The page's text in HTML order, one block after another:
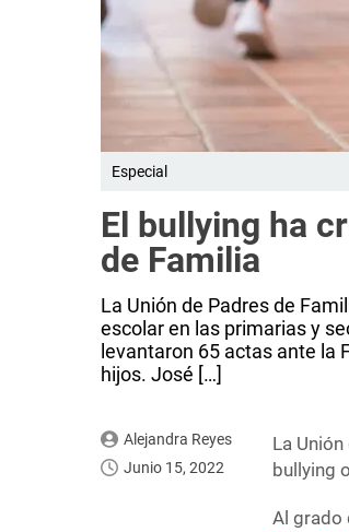
Especial
El bullying ha
de Familia
La Unión de Padres de
escolar en las primarias y
levantaron 65 actas ante la
hijos. José […]
Alejandra Reyes
Junio 15, 2022
La
bullying
Al grado